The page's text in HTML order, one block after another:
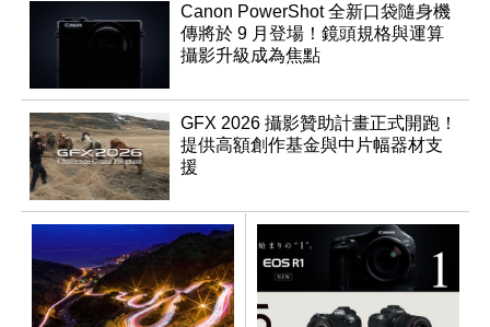
Canon PowerShot 全新口袋隨身機
傳將於 9 月登場！鏡頭規格與運算
攝影升級成為焦點
GFX 2026 攝影贊助計畫正式開跑！
提供高額創作基金與中片幅器材支
援